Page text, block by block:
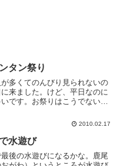
タン祭り
多くてのんびり見られないの
来ました。けど、平日なのに
です。お祭りはこうでないと
2010.02.17
水遊び
後の水遊びになるかな。鹿尾